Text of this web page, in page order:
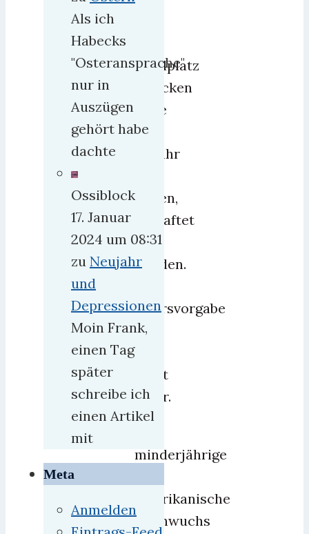
Spielplatz
schicken
ohne
in
Gefahr
laufen,
verhaftet
zu
werden.
Altersvorgabe
gibt
es
nicht
mehr.
minderjährige
amerikanische
Nachwuchs
Als ich
Habecks
"Osteransprache"
nur in
Auszügen
gehört habe
dachte
Ossiblock
17. Januar
2024 um 08:31
zu Neujahr
und
Depressionen
Moin Frank,
einen Tag
später
schreibe ich
einen Artikel
mit
Meta
Anmelden